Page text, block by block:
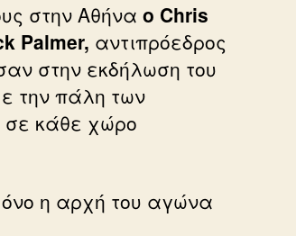
στην Αθήνα ο Chris
Palmer, αντιπρόεδρος
στην εκδήλωση του
την πάλη των
κάθε χώρο
η αρχή του αγώνα